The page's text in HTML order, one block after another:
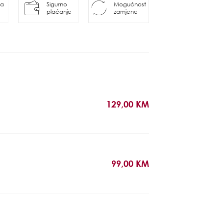
Sigurno
plaćanje
Mogućnost
zamjene
129,00 KM
99,00 KM